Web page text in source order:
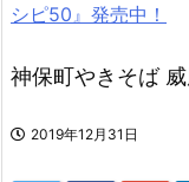
シピ50』発売中！
神保町やきそば
2019年12月31日